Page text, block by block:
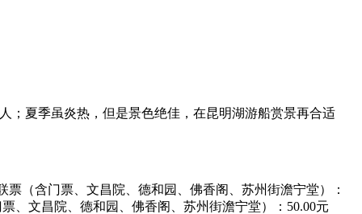
；夏季虽炎热，但是景色绝佳，在昆明湖游船赏景再合适
票（含门票、文昌院、德和园、佛香阁、苏州街澹宁堂）：
、文昌院、德和园、佛香阁、苏州街澹宁堂）：50.00元